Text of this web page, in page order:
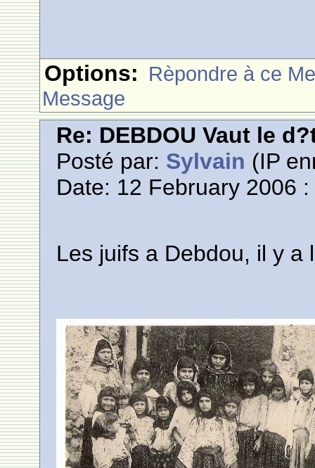
Options: Rèpondre à ce
Message
Re: DEBDOU Vaut le
Posté par: Sylvain (IP
Date: 12 February 2006
Les juifs a Debdou, il y a